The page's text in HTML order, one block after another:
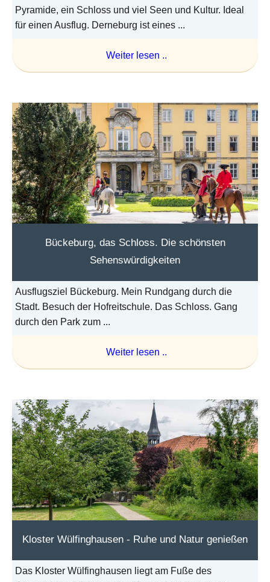
Pyramide, ein Schloss und viel Seen und Kultur. Ideal
für einen Ausflug. Derneburg ist eines ...
Weiter lesen ..
Bückeburg, das Schloss. Die schönsten
Sehenswürdigkeiten
Ausflugsziel Bückeburg. Mein Rundgang durch die
Stadt. Besuch der Hofreitschule. Das Schloss. Gang
durch den Park zum ...
Weiter lesen ..
Kloster Wülfinghausen - Ruhe und Natur genießen
Das Kloster Wülfinghausen liegt am Fuße des